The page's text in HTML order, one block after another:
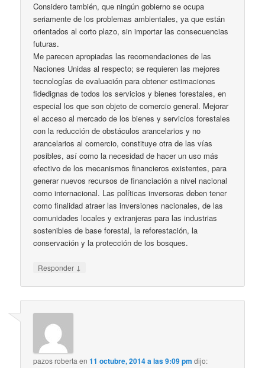
Considero también, que ningún gobierno se ocupa
seriamente de los problemas ambientales, ya que están
orientados al corto plazo, sin importar las consecuencias
futuras.
Me parecen apropiadas las recomendaciones de las
Naciones Unidas al respecto; se requieren las mejores
tecnologías de evaluación para obtener estimaciones
fidedignas de todos los servicios y bienes forestales, en
especial los que son objeto de comercio general. Mejorar
el acceso al mercado de los bienes y servicios forestales
con la reducción de obstáculos arancelarios y no
arancelarios al comercio, constituye otra de las vías
posibles, así como la necesidad de hacer un uso más
efectivo de los mecanismos financieros existentes, para
generar nuevos recursos de financiación a nivel nacional
como internacional. Las políticas inversoras deben tener
como finalidad atraer las inversiones nacionales, de las
comunidades locales y extranjeras para las industrias
sostenibles de base forestal, la reforestación, la
conservación y la protección de los bosques.
Responder ↓
pazos roberta en11 octubre, 2014 a las 9:09 pm dijo: